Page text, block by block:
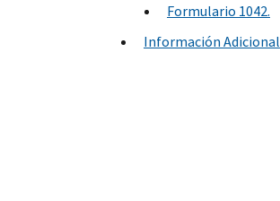
Formulario 1042.
Información Adicional